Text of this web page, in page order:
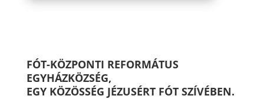
FÓT-KÖZPONTI REFORMÁTUS
EGYHÁZKÖZSÉG,
EGY KÖZÖSSÉG JÉZUSÉRT FÓT SZÍVÉBEN.